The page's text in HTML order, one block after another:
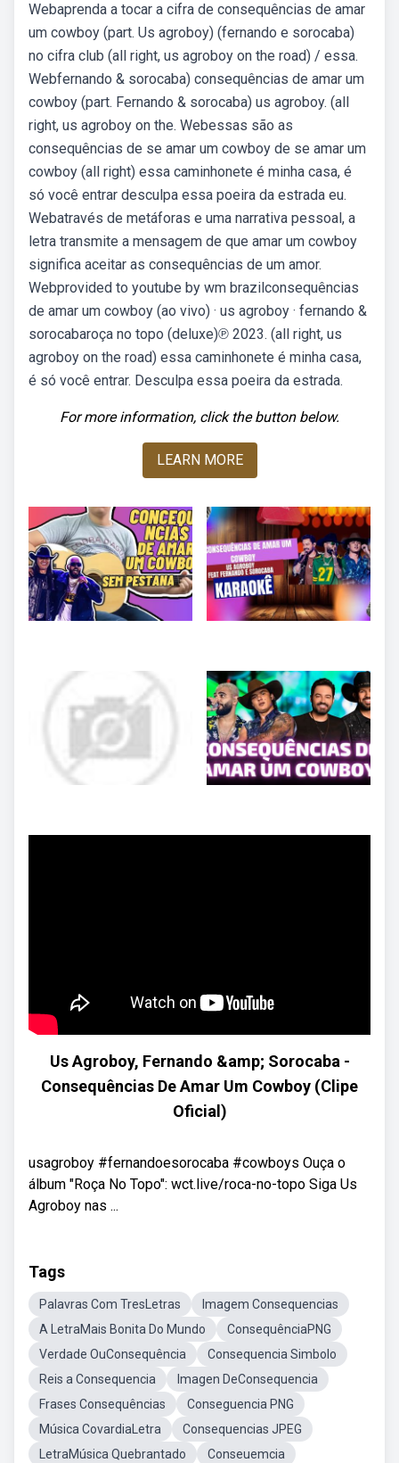
Webaprenda a tocar a cifra de consequências de amar
um cowboy (part. Us agroboy) (fernando e sorocaba)
no cifra club (all right, us agroboy on the road) / essa.
Webfernando & sorocaba) consequências de amar um
cowboy (part. Fernando & sorocaba) us agroboy. (all
right, us agroboy on the. Webessas são as
consequências de se amar um cowboy de se amar um
cowboy (all right) essa caminhonete é minha casa, é
só você entrar desculpa essa poeira da estrada eu.
Webatravés de metáforas e uma narrativa pessoal, a
letra transmite a mensagem de que amar um cowboy
significa aceitar as consequências de um amor.
Webprovided to youtube by wm brazilconsequências
de amar um cowboy (ao vivo) · us agroboy · fernando &
sorocabaroça no topo (deluxe)℗ 2023. (all right, us
agroboy on the road) essa caminhonete é minha casa,
é só você entrar. Desculpa essa poeira da estrada.
For more information, click the button below.
LEARN MORE
Us Agroboy, Fernando &amp; Sorocaba -
Consequências De Amar Um Cowboy (Clipe
Oficial)
usagroboy #fernandoesorocaba #cowboys Ouça o
álbum "Roça No Topo": wct.live/roca-no-topo Siga Us
Agroboy nas ...
Tags
Palavras Com TresLetras
Imagem Consequencias
A LetraMais Bonita Do Mundo
ConsequênciaPNG
Verdade OuConsequência
Consequencia Simbolo
Reis a Consequencia
Imagen DeConsequencia
Frases Consequências
Conseguencia PNG
Música CovardiaLetra
Consequencias JPEG
LetraMúsica Quebrantado
Conseuemcia